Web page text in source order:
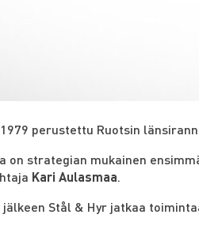
perustettu Ruotsin
on strategian mukainen
Kari Aulasmaa.
Stål & Hyr jatkaa